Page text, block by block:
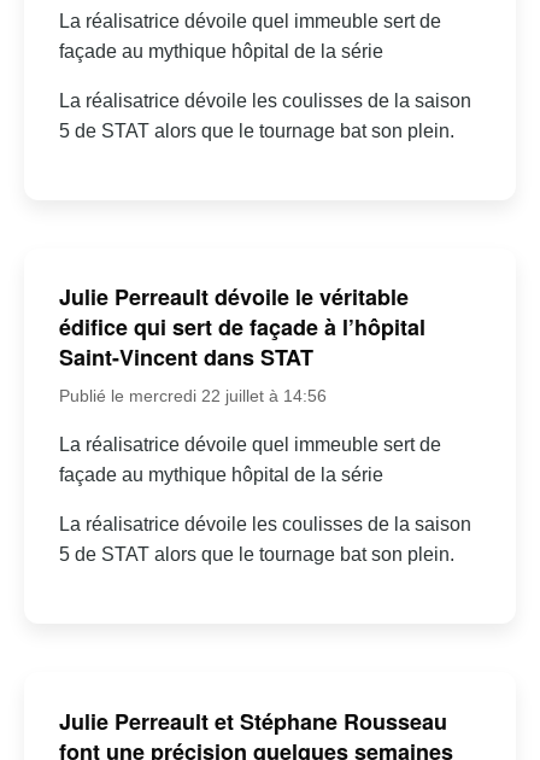
La réalisatrice dévoile quel immeuble sert de
façade au mythique hôpital de la série
La réalisatrice dévoile les coulisses de la saison
5 de STAT alors que le tournage bat son plein.
Julie Perreault dévoile le véritable
édifice qui sert de façade à l’hôpital
Saint-Vincent dans STAT
Publié le mercredi 22 juillet à 14:56
La réalisatrice dévoile quel immeuble sert de
façade au mythique hôpital de la série
La réalisatrice dévoile les coulisses de la saison
5 de STAT alors que le tournage bat son plein.
Julie Perreault et Stéphane Rousseau
font une précision quelques semaines